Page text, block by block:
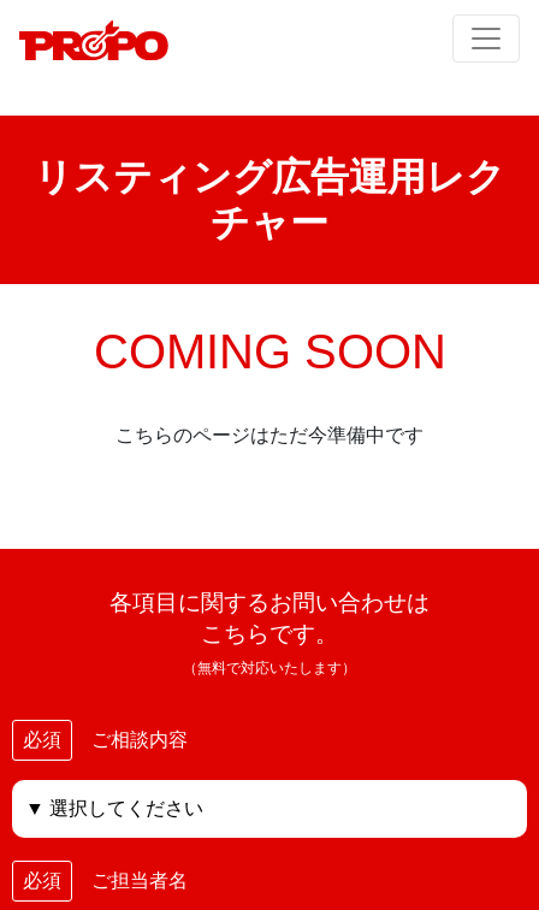
リスティング広告運用レク
チャー
COMING SOON
こちらのページはただ今準備中です
各項目に関するお問い合わせは
こちらです。
（無料で対応いたします）
必須 ご相談内容
必須 ご担当者名